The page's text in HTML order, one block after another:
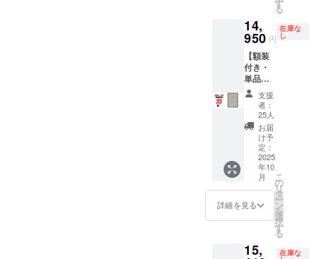
合：ヤ
マト運
輸180サ
イズに
て3,000
円程の
中継料
追加が
別途必
要とな
ります)
※ご注文
状況、
使用部
材の供
給状
況、製
造工程
上の都
より出
荷時期
届け予
定」月
の月末
です ※
送料込
の価格
です ※
沖縄離
島へは
別途中
継料が
必要で
す(注文
確認後
に料金
内しま
す-額な
合：ヤ
マト運
額装し
てお届
けいた
します
※ ポス
ターを
丸めて
収納す
るハー
ドケー
スは付
属いた
しませ
ん ※国
内配送
なりま
す ※お
届け予
本 額仕
様 ・寸
法：735
x 19 x
529mm
・額
色：白
or 黒 ・
材質：
アルミ
＋ PET
フィル
ム ・質
量：約
900g ・
日本 ※
額装し
します
フセッ
ト印刷
・生
産：日
本 ハー
ドケー
ス仕様
・サイ
ズ：直
径
80mmx
長さ
580mm
・生
産：日
本 ※額
は付属
送のみ
院の
「犬ポ
ス
ター」
・ハー
ドケー
ス x 1
ポス
ター仕
様 ・サ
イズ：
B2(515
x728m
m) ・用
紙：印
刷用特
殊紙
フセッ
す
る
14,
950 円
在庫な
し
【額装
付き・
単品】
先着25
名様限
定！ 一
般販売
予定価
￥23,00
0(税込)
のとこ
ろ、 →
35%OF
F￥14,9
50(税
は
支援
者：
25人
お届
け予
定：
2025
年10
月
詳細を見る
こ
の
リ
タ
ー
ン
を
選
択
す
る
15, 在庫な